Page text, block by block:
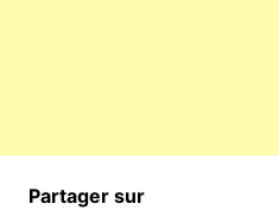
Partager sur